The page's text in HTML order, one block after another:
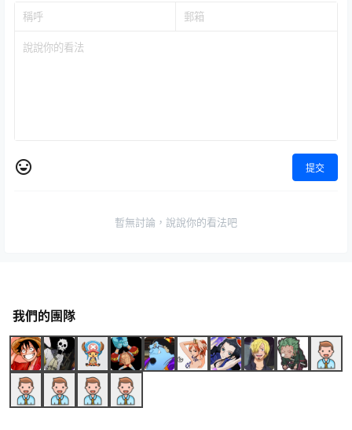
提交
暫無討論，說說你的看法吧
我們的團隊